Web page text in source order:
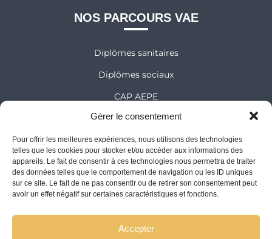
Gérer le consentement
Pour offrir les meilleures expériences, nous utilisons des technologies
telles que les cookies pour stocker et/ou accéder aux informations des
appareils. Le fait de consentir à ces technologies nous permettra de traiter
des données telles que le comportement de navigation ou les ID uniques
sur ce site. Le fait de ne pas consentir ou de retirer son consentement peut
avoir un effet négatif sur certaines caractéristiques et fonctions.
Accepter
NOS PARCOURS VAE
Diplômes sanitaires
Diplômes sociaux
CAP AEPE
NOS ÉDITIONS
Comprendre pour réussir
Collection le Monde des Apprentis Sages